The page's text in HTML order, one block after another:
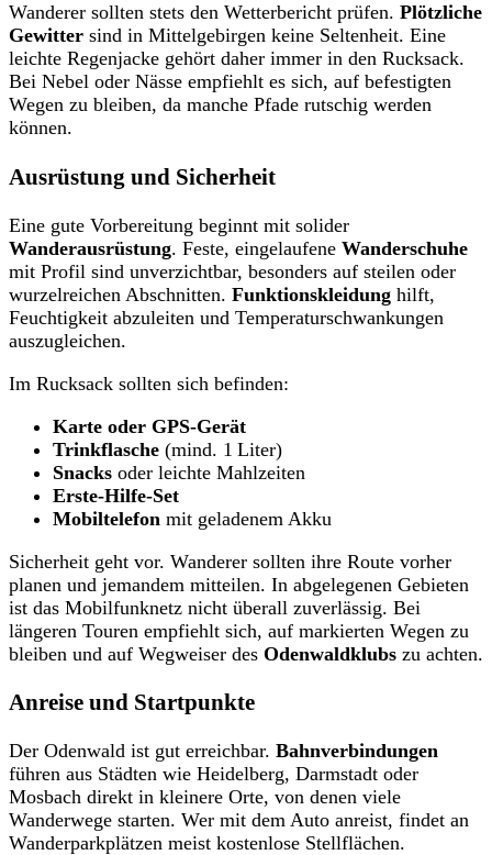
Wanderer sollten stets den Wetterbericht prüfen. Plötzliche
Gewitter sind in Mittelgebirgen keine Seltenheit. Eine
leichte Regenjacke gehört daher immer in den Rucksack.
Bei Nebel oder Nässe empfiehlt es sich, auf befestigten
Wegen zu bleiben, da manche Pfade rutschig werden
können.
Ausrüstung und Sicherheit
Eine gute Vorbereitung beginnt mit solider
Wanderausrüstung. Feste, eingelaufene Wanderschuhe
mit Profil sind unverzichtbar, besonders auf steilen oder
wurzelreichen Abschnitten. Funktionskleidung hilft,
Feuchtigkeit abzuleiten und Temperaturschwankungen
auszugleichen.
Im Rucksack sollten sich befinden:
Karte oder GPS-Gerät
Trinkflasche (mind. 1 Liter)
Snacks oder leichte Mahlzeiten
Erste-Hilfe-Set
Mobiltelefon mit geladenem Akku
Sicherheit geht vor. Wanderer sollten ihre Route vorher
planen und jemandem mitteilen. In abgelegenen Gebieten
ist das Mobilfunknetz nicht überall zuverlässig. Bei
längeren Touren empfiehlt sich, auf markierten Wegen zu
bleiben und auf Wegweiser des Odenwaldklubs zu achten.
Anreise und Startpunkte
Der Odenwald ist gut erreichbar. Bahnverbindungen
führen aus Städten wie Heidelberg, Darmstadt oder
Mosbach direkt in kleinere Orte, von denen viele
Wanderwege starten. Wer mit dem Auto anreist, findet an
Wanderparkplätzen meist kostenlose Stellflächen.